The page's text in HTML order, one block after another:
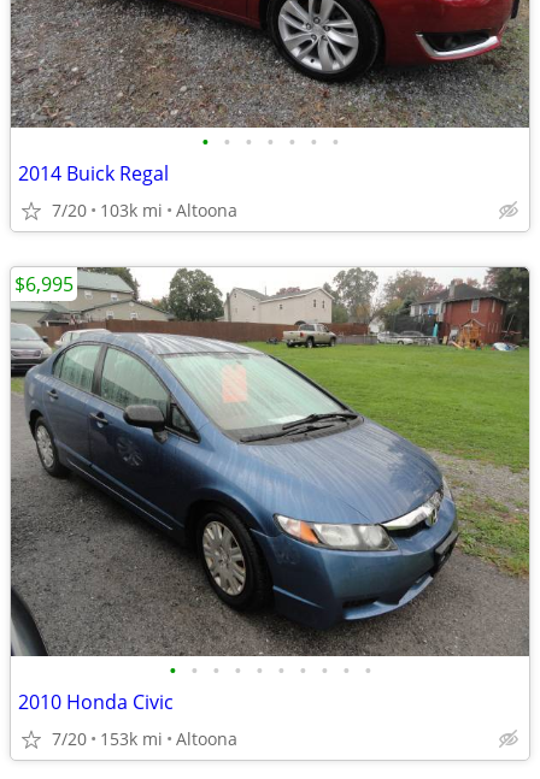
• • • • • • •
2014 Buick Regal
7/20 103k mi Altoona
• • • • • • • • • •
2010 Honda Civic
7/20 153k mi Altoona
$6,995